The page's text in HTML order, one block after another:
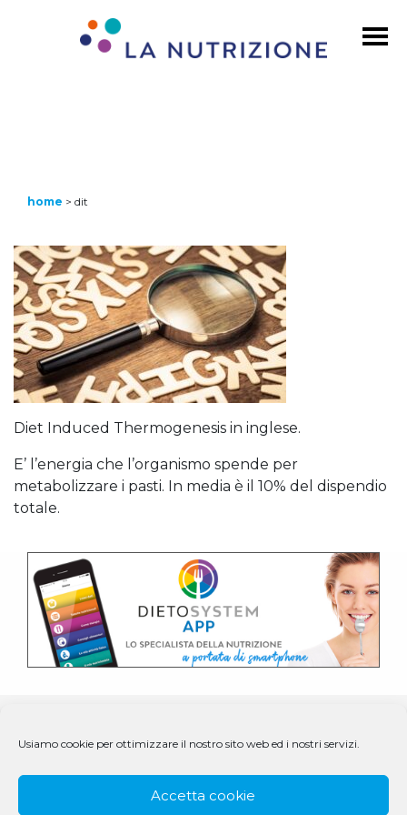
Usiamo cookie per ottimizzare il nostro sito web ed i nostri servizi.
Accetta cookie
home > dit
Diet Induced Thermogenesis in inglese.
E’ l’energia che l’organismo spende per
metabolizzare i pasti. In media è il 10% del dispendio
totale.